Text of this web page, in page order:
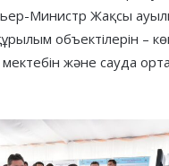
Министр Жақсы
объектілерін –
мектебін және сауда